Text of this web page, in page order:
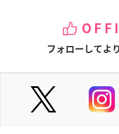
フォローしてよ